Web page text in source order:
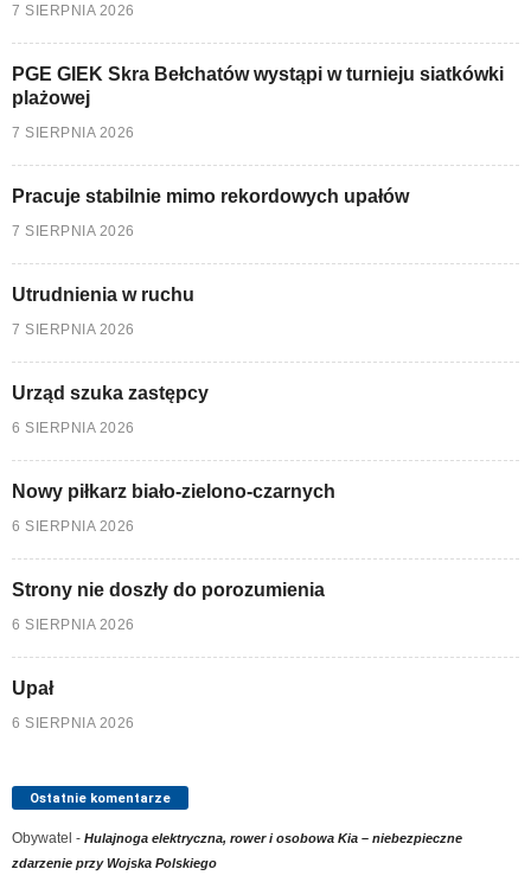
7 SIERPNIA 2026
PGE GIEK Skra Bełchatów wystąpi w turnieju siatkówki
plażowej
7 SIERPNIA 2026
Pracuje stabilnie mimo rekordowych upałów
7 SIERPNIA 2026
Utrudnienia w ruchu
7 SIERPNIA 2026
Urząd szuka zastępcy
6 SIERPNIA 2026
Nowy piłkarz biało-zielono-czarnych
6 SIERPNIA 2026
Strony nie doszły do porozumienia
6 SIERPNIA 2026
Upał
6 SIERPNIA 2026
Ostatnie komentarze
Obywatel - Hulajnoga elektryczna, rower i osobowa Kia – niebezpieczne
zdarzenie przy Wojska Polskiego